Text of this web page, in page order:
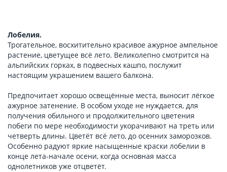
Лобелия.
Трогательное, восхитительно красивое ажурное ампельное
растение, цветущее всё лето. Великолепно смотрится на
альпийских горках, в подвесных кашпо, послужит
настоящим украшением вашего балкона.
Предпочитает хорошо освещённые места, выносит лёгкое
ажурное затенение. В особом уходе не нуждается, для
получения обильного и продолжительного цветения
побеги по мере необходимости укорачивают на треть или
четверть длины. Цветёт всё лето, до осенних заморозков.
Особенно радуют яркие насыщенные краски лобелии в
конце лета-начале осени, когда основная масса
однолетников уже отцветёт.